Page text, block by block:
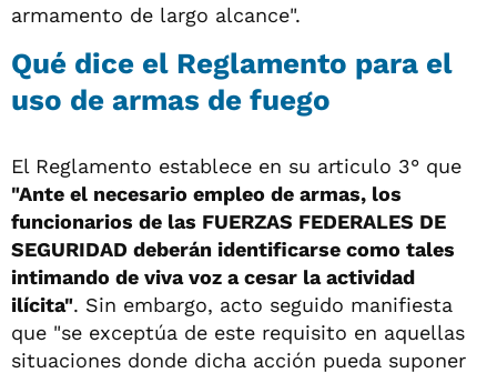
armamento de largo alcance".
Qué dice el Reglamento para el
uso de armas de fuego
El Reglamento establece en su articulo 3° que
"Ante el necesario empleo de armas, los
funcionarios de las FUERZAS FEDERALES DE
SEGURIDAD deberán identificarse como tales
intimando de viva voz a cesar la actividad
ilícita". Sin embargo, acto seguido manifiesta
que "se exceptúa de este requisito en aquellas
situaciones donde dicha acción pueda suponer